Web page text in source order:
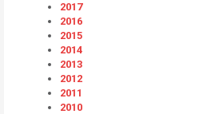
2017
2016
2015
2014
2013
2012
2011
2010